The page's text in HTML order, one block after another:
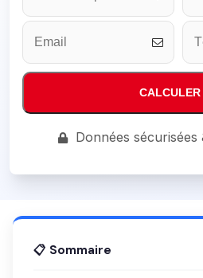
CALCULER
Données sécurisées
📋 Sommaire